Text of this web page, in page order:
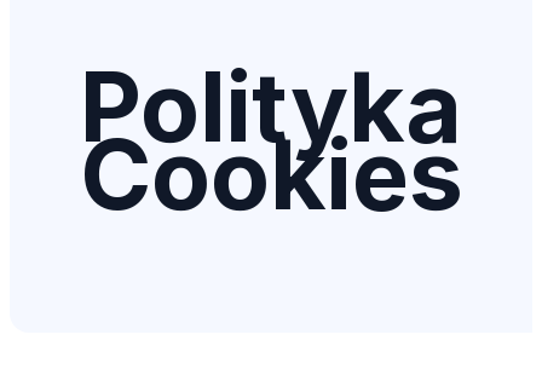
Polityka
Cookies